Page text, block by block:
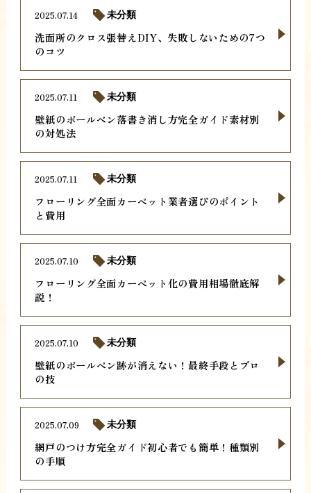
洗面所のクロス張替えDIY、失敗しないための7つ
のコツ
2025.07.14 未分類
壁紙のボールペン落書き消し方完全ガイド素材別
の対処法
2025.07.11 未分類
フローリング全面カーペット業者選びのポイント
と費用
2025.07.11 未分類
フローリング全面カーペット化の費用相場徹底解
説！
2025.07.10 未分類
壁紙のボールペン跡が消えない！最終手段とプロ
の技
2025.07.10 未分類
網戸のつけ方完全ガイド初心者でも簡単！種類別
の手順
2025.07.09 未分類